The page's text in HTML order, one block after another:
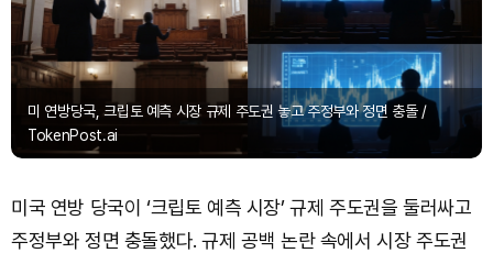
미 연방당국, 크립토 예측 시장 규제 주도권 놓고 주정부와 정면 충돌 /
TokenPost.ai
미국 연방 당국이 ‘크립토 예측 시장’ 규제 주도권을 둘러싸고
주정부와 정면 충돌했다. 규제 공백 논란 속에서 시장 주도권